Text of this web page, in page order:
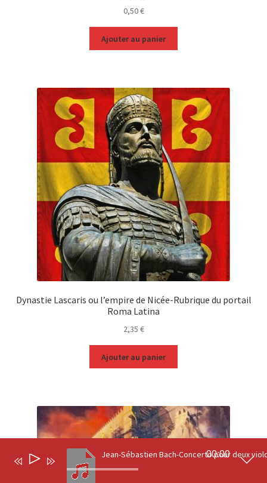
0,50€
Ajouter au panier
Dynastie Lascaris ou l’empire de Nicée-Rubrique du portail
Roma Latina
2,35 €
Ajouter au panier
0
Lecteur
00:00